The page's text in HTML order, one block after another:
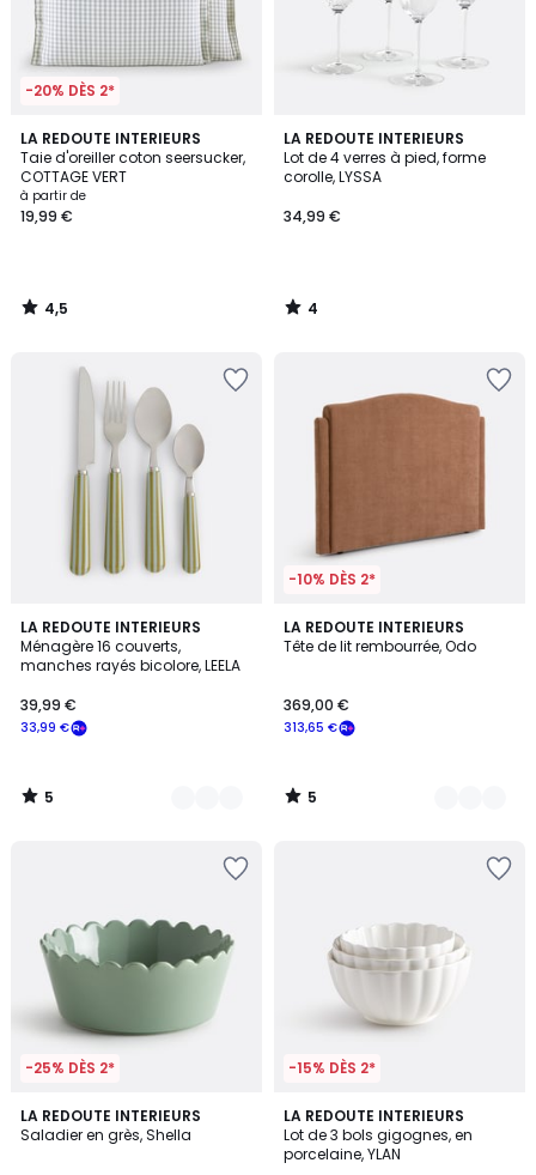
-20% DÈS 2*
LA REDOUTE INTERIEURS
Taie d'oreiller coton seersucker,
COTTAGE VERT
à partir de
19,99 €
4,5
/ 5
4,5
/
LA REDOUTE INTERIEURS
Lot de 4 verres à pied, forme
corolle, LYSSA
34,99 €
4
/
5
4
/
LA REDOUTE INTERIEURS
Ménagère 16 couverts,
manches rayés bicolore, LEELA
33,99 €
39,99 €
5
/
5
2
Couleurs
5
/
-10% DÈS 2*
LA REDOUTE INTERIEURS
Tête de lit rembourrée, Odo
313,65 €
369,00 €
5
/
2
Couleurs
5
/
-25% DÈS 2*
LA REDOUTE INTERIEURS
Saladier en grès, Shella
4,8
/ 5
-15% DÈS 2*
LA REDOUTE INTERIEURS
Lot de 3 bols gigognes, en
porcelaine, YLAN